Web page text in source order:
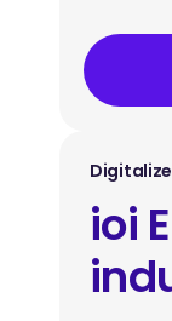
ioi